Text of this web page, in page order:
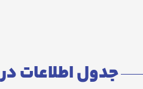
جدول اطلاعات